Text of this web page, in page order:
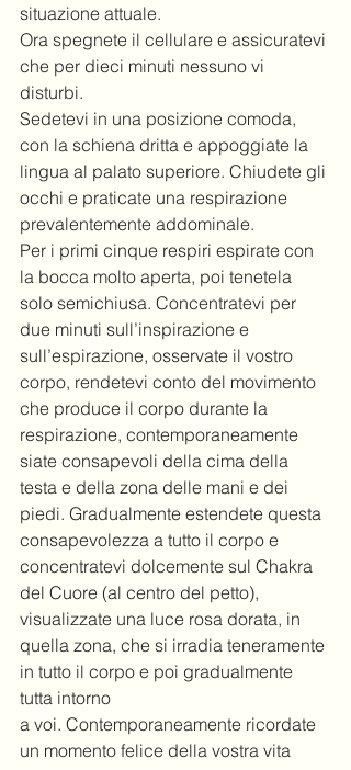
situazione attuale.
Ora spegnete il cellulare e assicuratevi
che per dieci minuti nessuno vi
disturbi.
Sedetevi in una posizione comoda,
con la schiena dritta e appoggiate la
lingua al palato superiore. Chiudete gli
occhi e praticate una respirazione
prevalentemente addominale.
Per i primi cinque respiri espirate con
la bocca molto aperta, poi tenetela
solo semichiusa. Concentratevi per
due minuti sull’inspirazione e
sull’espirazione, osservate il vostro
corpo, rendetevi conto del movimento
che produce il corpo durante la
respirazione, contemporaneamente
siate consapevoli della cima della
testa e della zona delle mani e dei
piedi. Gradualmente estendete questa
consapevolezza a tutto il corpo e
concentratevi dolcemente sul Chakra
del Cuore (al centro del petto),
visualizzate una luce rosa dorata, in
quella zona, che si irradia teneramente
in tutto il corpo e poi gradualmente
tutta intorno
a voi. Contemporaneamente ricordate
un momento felice della vostra vita